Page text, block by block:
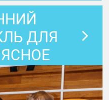
ДЛЯ
ВЕСНУ